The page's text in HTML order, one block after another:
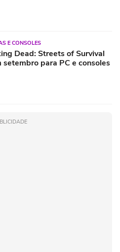
E CONSOLES
Dead: Streets of Survival
setembro para PC e consoles